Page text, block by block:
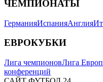
ЧЕМПИОНАТЫ
ГерманияИспанияАнглия
ЕВРОКУБКИ
Лига чемпионовЛига
конференций